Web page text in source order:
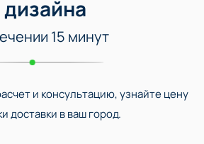
дизайна
15 минут
и консультацию, узнайте цену
доставки в ваш город.